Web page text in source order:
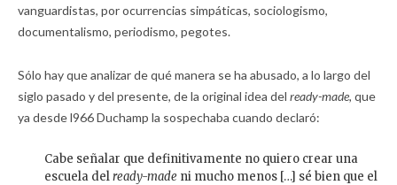
vanguardistas, por ocurrencias simpáticas, sociologismo,
documentalismo, periodismo, pegotes.
Sólo hay que analizar de qué manera se ha abusado, a lo largo del
siglo pasado y del presente, de la original idea del ready-made, que
ya desde l966 Duchamp la sospechaba cuando declaró:
Cabe señalar que definitivamente no quiero crear una
escuela delready-made ni mucho menos […] sé bien que el